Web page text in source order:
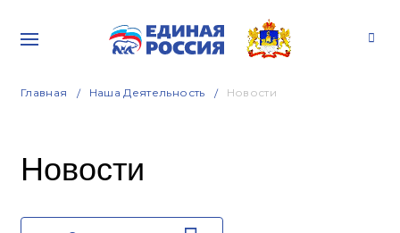
Главная Наша Деятельность Новости
Новости